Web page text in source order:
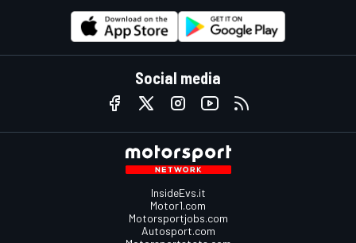
Social media
InsideEvs.it
Motor1.com
Motorsportjobs.com
Autosport.com